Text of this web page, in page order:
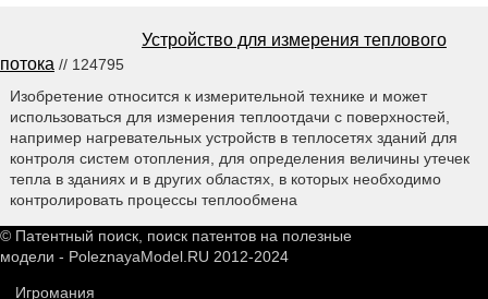
Устройство для измерения теплового
потока // 124795
Изобретение относится к измерительной технике и может
использоваться для измерения теплоотдачи с поверхностей,
например нагревательных устройств в теплосетях зданий для
контроля систем отопления, для определения величины утечек
тепла в зданиях и в других областях, в которых необходимо
контролировать процессы теплообмена
© Патентный поиск, поиск патентов на полезные
модели - PoleznayaModel.RU 2012-2024
Игромания